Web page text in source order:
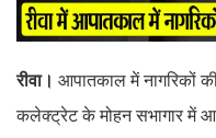
रीवा। आपातकाल में नागरिकों
कलेक्ट्रेट के मोहन सभागार में